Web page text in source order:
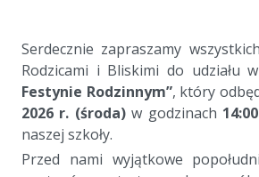
Serdecznie zapraszamy
Rodzicami i Bliskimi do udziału
Festynie Rodzinnym”, który
2026 r. (środa)w godzinach
naszej szkoły.
Przed nami wyjątkowe